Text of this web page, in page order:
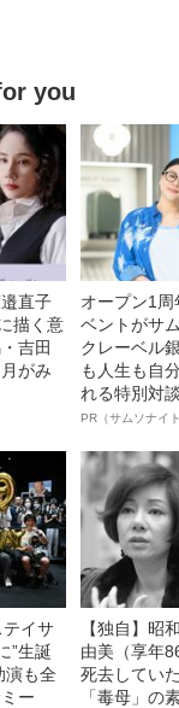
you
直子
描く意
吉田
がみ
オープン1周
ベントがサ
クレーベル
も人生も自
れる特別対
PR（サムソナイ
テイサ
”生誕
演も全
ー
【独自】昭
由美（享年
死去してい
「毒母」の